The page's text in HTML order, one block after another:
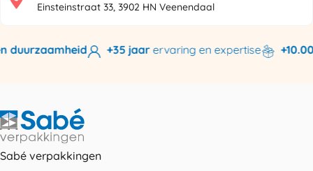
Einsteinstraat 33, 3902 HN Veenendaal
+35 jaarervaring en expertise
Sabé verpakkingen